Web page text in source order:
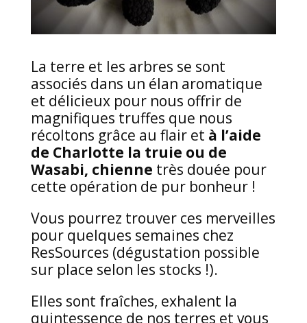
La terre et les arbres se sont
associés dans un élan aromatique
et délicieux pour nous offrir de
magnifiques truffes que nous
récoltons grâce au flair et à l’aide
de Charlotte la truie ou de
Wasabi, chienne très douée pour
cette opération de pur bonheur !
Vous pourrez trouver ces merveilles
pour quelques semaines chez
ResSources (dégustation possible
sur place selon les stocks !).
Elles sont fraîches, exhalent la
quintessence de nos terres et vous